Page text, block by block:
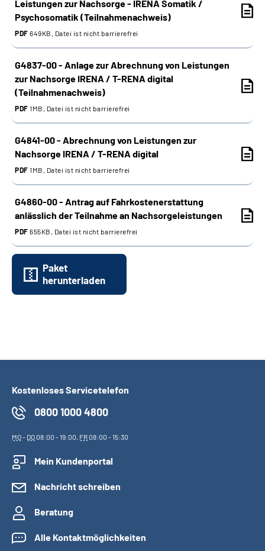
Leistungen zur Nachsorge - IRENA Somatik /
Psychosomatik (Teilnahmenachweis)
PDF 649KB, Datei ist nicht barrierefrei
G4837-00 - Anlage zur Abrechnung von Leistungen
zur Nachsorge IRENA / T-RENA digital
(Teilnahmenachweis)
PDF 1MB, Datei ist nicht barrierefrei
G4841-00 - Abrechnung von Leistungen zur
Nachsorge IRENA / T-RENA digital
PDF 1MB, Datei ist nicht barrierefrei
G4860-00 - Antrag auf Fahrkostenerstattung
anlässlich der Teilnahme an Nachsorgeleistungen
PDF 655KB, Datei ist nicht barrierefrei
Paket
herunterladen
Kostenloses Servicetelefon
0800 1000 4800
MO- DO08:00 - 19:00, FR08:00 - 15:30
Mein Kundenportal
Nachricht schreiben
Beratung
Alle Kontaktmöglichkeiten